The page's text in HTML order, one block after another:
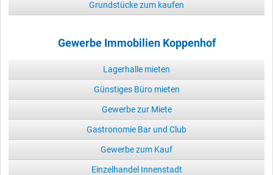
Grundstücke zum kaufen
Gewerbe Immobilien Koppenhof
Lagerhalle mieten
Günstiges Büro mieten
Gewerbe zur Miete
Gastronomie Bar und Club
Gewerbe zum Kauf
Einzelhandel Innenstadt